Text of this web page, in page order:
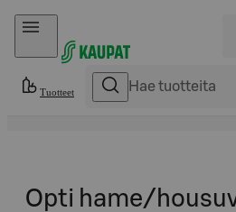
Hyppää sisältöön
Tuotteet
Opti hame/